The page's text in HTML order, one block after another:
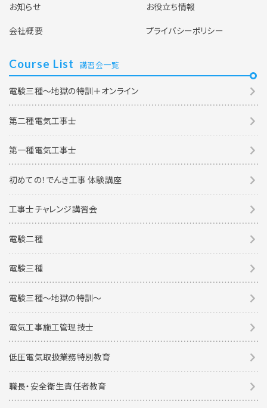
お知らせ
お役立ち情報
会社概要
プライバシーポリシー
Course List 講習会一覧
電験三種～地獄の特訓＋オンライン
第二種電気工事士
第一種電気工事士
初めての！でんき工事 体験講座
工事士チャレンジ講習会
電験二種
電験三種
電験三種〜地獄の特訓〜
電気工事施工管理技士
低圧電気取扱業務特別教育
職長・安全衛生責任者教育